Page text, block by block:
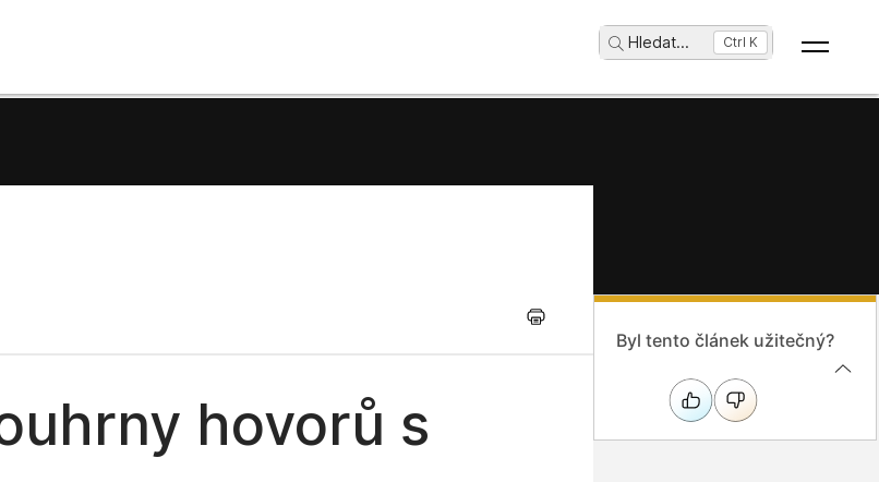
Hledat... Ctrl K
hovorů s
Byl tento článek užitečný?